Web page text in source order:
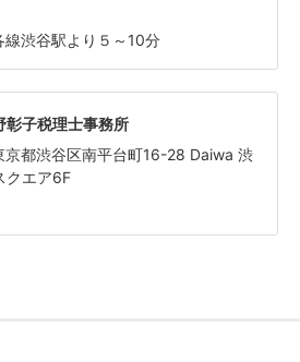
線渋谷駅より５～10分
彰子税理士事務所
京都渋谷区南平台町16-28 Daiwa 渋
クエア6F